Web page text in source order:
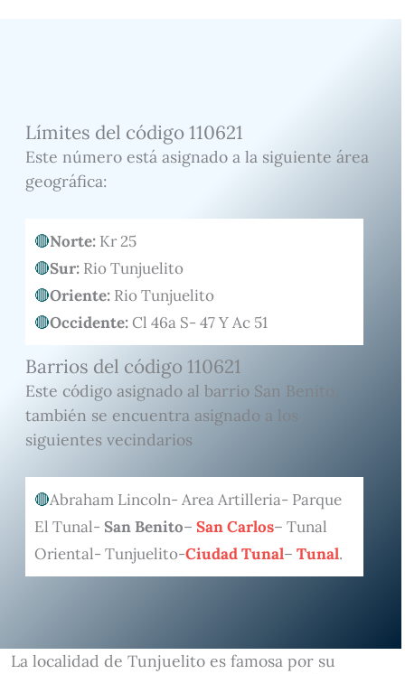
Límites del código 110621
Este número está asignado a la siguiente área
geográfica:
Norte:Kr 25
Sur: Rio Tunjuelito
Oriente: Rio Tunjuelito
Occidente:Cl 46a S- 47 Y Ac 51
Barrios del código 110621
Este código asignado al barrio San Benito,
también se encuentra asignado a los
siguientes vecindarios
Abraham Lincoln- Area Artilleria- Parque
El Tunal- San Benito– San Carlos– Tunal
Oriental- Tunjuelito-Ciudad Tunal– Tunal.
La localidad de Tunjuelito es famosa por su